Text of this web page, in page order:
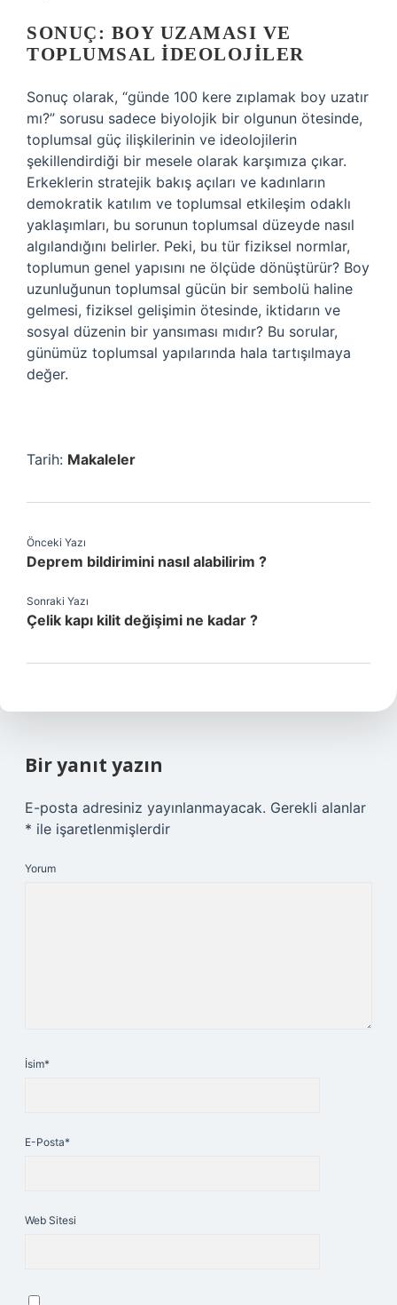
SONUÇ: BOY UZAMASI VE
TOPLUMSAL İDEOLOJILER
Sonuç olarak, “günde 100 kere zıplamak boy uzatır
mı?” sorusu sadece biyolojik bir olgunun ötesinde,
toplumsal güç ilişkilerinin ve ideolojilerin
şekillendirdiği bir mesele olarak karşımıza çıkar.
Erkeklerin stratejik bakış açıları ve kadınların
demokratik katılım ve toplumsal etkileşim odaklı
yaklaşımları, bu sorunun toplumsal düzeyde nasıl
algılandığını belirler. Peki, bu tür fiziksel normlar,
toplumun genel yapısını ne ölçüde dönüştürür? Boy
uzunluğunun toplumsal gücün bir sembolü haline
gelmesi, fiziksel gelişimin ötesinde, iktidarın ve
sosyal düzenin bir yansıması mıdır? Bu sorular,
günümüz toplumsal yapılarında hala tartışılmaya
değer.
Tarih: Makaleler
Önceki Yazı
Deprem bildirimini nasıl alabilirim ?
Sonraki Yazı
Çelik kapı kilit değişimi ne kadar ?
Bir yanıt yazın
E-posta adresiniz yayınlanmayacak. Gerekli alanlar
* ile işaretlenmişlerdir
Yorum
İsim*
E-Posta*
Web Sitesi